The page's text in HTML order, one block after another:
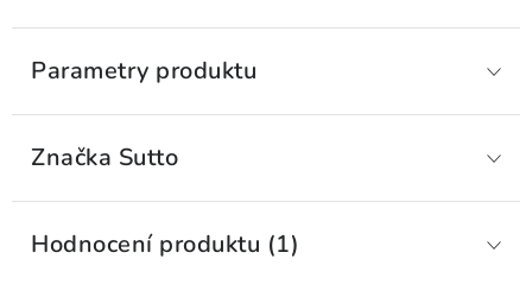
Parametry produktu
Značka Sutto
Hodnocení produktu (1)